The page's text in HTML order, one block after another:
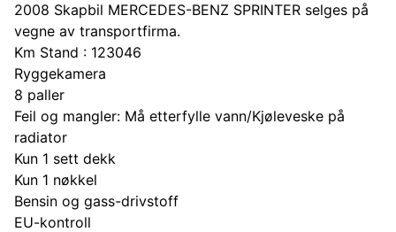
2008 Skapbil MERCEDES-BENZ SPRINTER selges på
vegne av transportfirma.
Km Stand : 123046
Ryggekamera
8 paller
Feil og mangler: Må etterfylle vann/Kjøleveske på
radiator
Kun 1 sett dekk
Kun 1 nøkkel
Bensin og gass-drivstoff
EU-kontroll